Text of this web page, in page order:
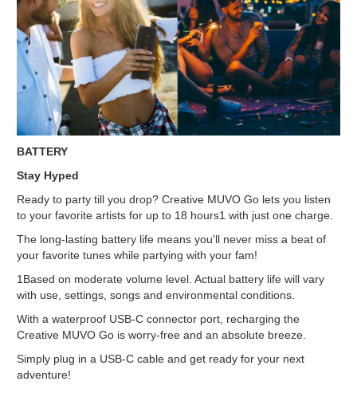
BATTERY
Stay Hyped
Ready to party till you drop? Creative MUVO Go lets you listen
to your favorite artists for up to 18 hours1 with just one charge.
The long-lasting battery life means you'll never miss a beat of
your favorite tunes while partying with your fam!
1Based on moderate volume level. Actual battery life will vary
with use, settings, songs and environmental conditions.
With a waterproof USB-C connector port, recharging the
Creative MUVO Go is worry-free and an absolute breeze.
Simply plug in a USB-C cable and get ready for your next
adventure!